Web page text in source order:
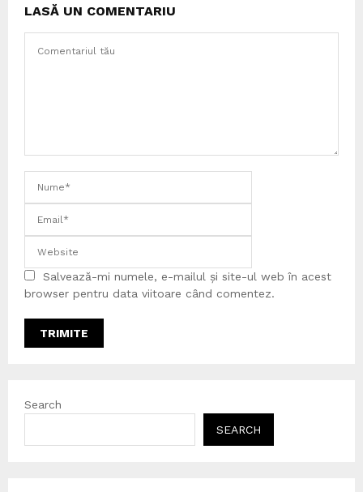
LASĂ UN COMENTARIU
Salvează-mi numele, e-mailul și site-ul web în acest
browser pentru data viitoare când comentez.
Search
SEARCH